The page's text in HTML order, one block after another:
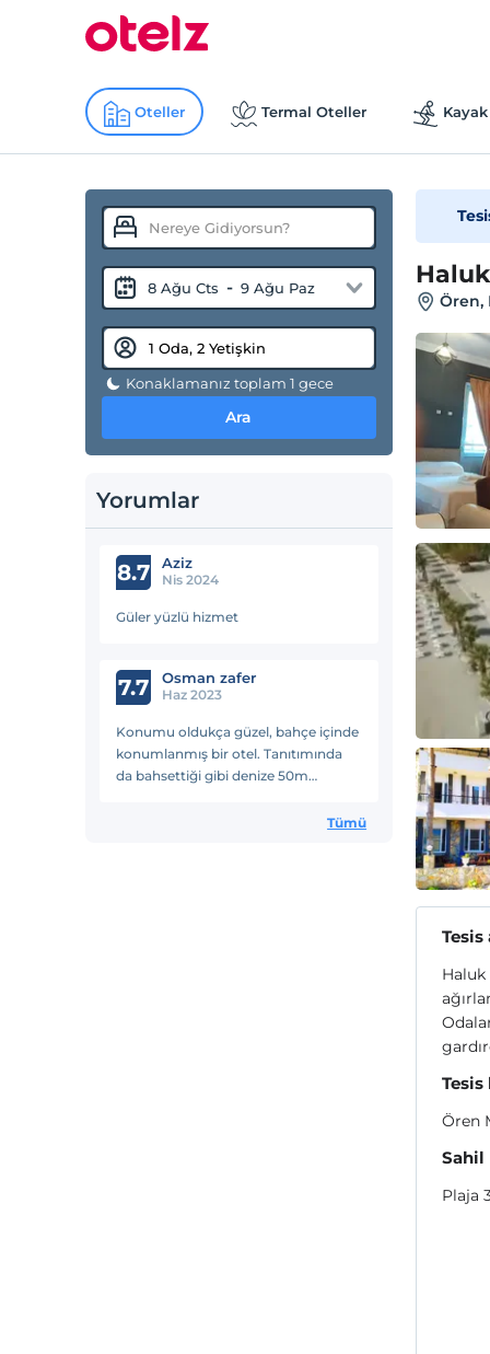
Oteller Termal Oteller
8 Ağu Cts - 9 Ağu Paz
Konaklamanız toplam 1 gece
Ara
Yorumlar
8.7 Aziz
Nis 2024
Güler yüzlü hizmet
7.7 Osman zafer
Haz 2023
Konumu oldukça güzel, bahçe içinde
konumlanmış bir otel. Tanıtımında
da bahsettiği gibi denize 50m
sokaktan denize ulaşılıyor. SahildeTümü
Ören,
Tesis
Ören
Sahil
Plaja